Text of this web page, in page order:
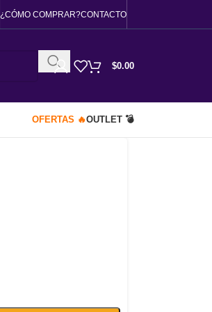
¿CÓMO COMPRAR?CONTACTO
$0.00
OFERTAS 🔥OUTLET 💣